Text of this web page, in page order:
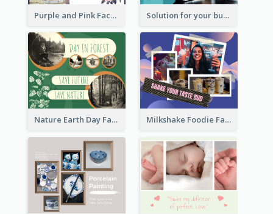
Purple and Pink Facebook Post Solution for your business Facebook Post
Nature Earth Day Facebook Post Milkshake Foodie Facebook Post